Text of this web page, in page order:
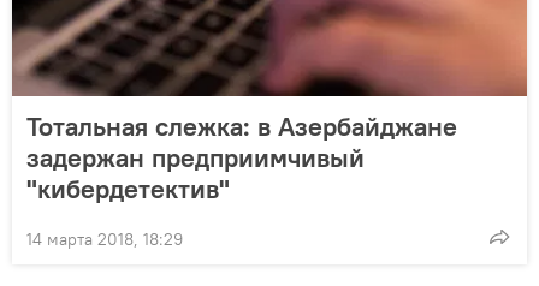
Тотальная слежка: в Азербайджане
задержан предприимчивый
"кибердетектив"
14 марта 2018, 18:29